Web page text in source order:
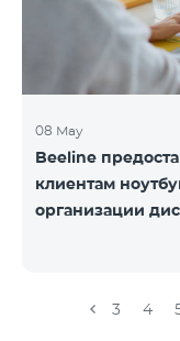
08 May
Beeline
клиентам
организации
3 4